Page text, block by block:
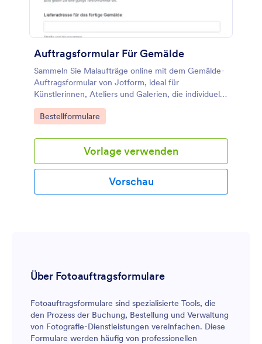
Auftragsformular Für Gemälde
Sammeln Sie Malaufträge online mit dem Gemälde-
Auftragsformular von Jotform, ideal für
Künstlerinnen, Ateliers und Galerien, die individuelle
Wünsche erfassen und die Datenerfassung für
Aufträge zentral organisieren möchten.
Go to Category:
Bestellformulare
Vorlage verwenden
Vorschau
Über Fotoauftragsformulare
Fotoauftragsformulare sind spezialisierte Tools, die
den Prozess der Buchung, Bestellung und Verwaltung
von Fotografie-Dienstleistungen vereinfachen. Diese
Formulare werden häufig von professionellen